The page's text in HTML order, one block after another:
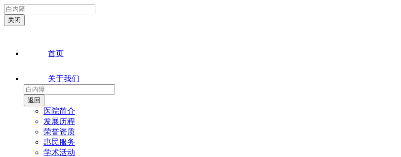
首页
关于我们
医院简介
发展历程
荣誉资质
惠民服务
学术活动